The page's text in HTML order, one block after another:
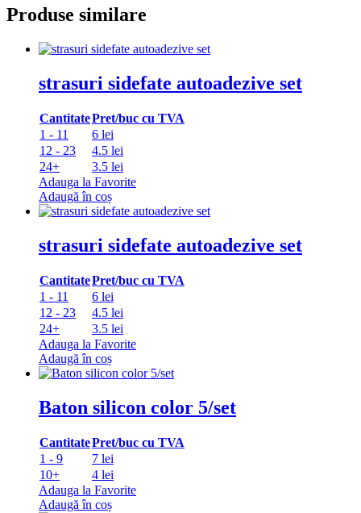
Produse similare
strasuri sidefate autoadezive set
CantitatePret/buc cu TVA
1 - 11
6 lei
12 - 23
4.5 lei
24+
3.5 lei
Adauga la Favorite
Adaugă în coș
strasuri sidefate autoadezive set
CantitatePret/buc cu TVA
1 - 11
6 lei
12 - 23
4.5 lei
24+
3.5 lei
Adauga la Favorite
Adaugă în coș
Baton silicon color 5/set
CantitatePret/buc cu TVA
1 - 9
7 lei
10+
4 lei
Adauga la Favorite
Adaugă în coș